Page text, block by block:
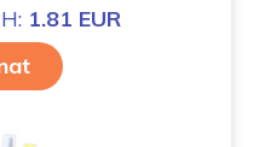
1.81 EUR